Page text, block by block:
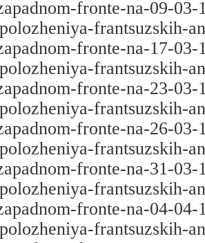
fronte-na-09-03-
frantsuzskih-
fronte-na-17-03-
frantsuzskih-
fronte-na-23-03-
frantsuzskih-
fronte-na-26-03-
frantsuzskih-
fronte-na-31-03-
frantsuzskih-
fronte-na-04-04-
frantsuzskih-